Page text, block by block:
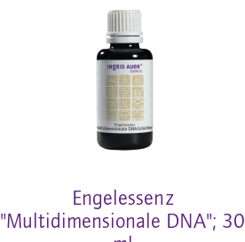
Engelessenz
"Multidimensionale DNA"; 30